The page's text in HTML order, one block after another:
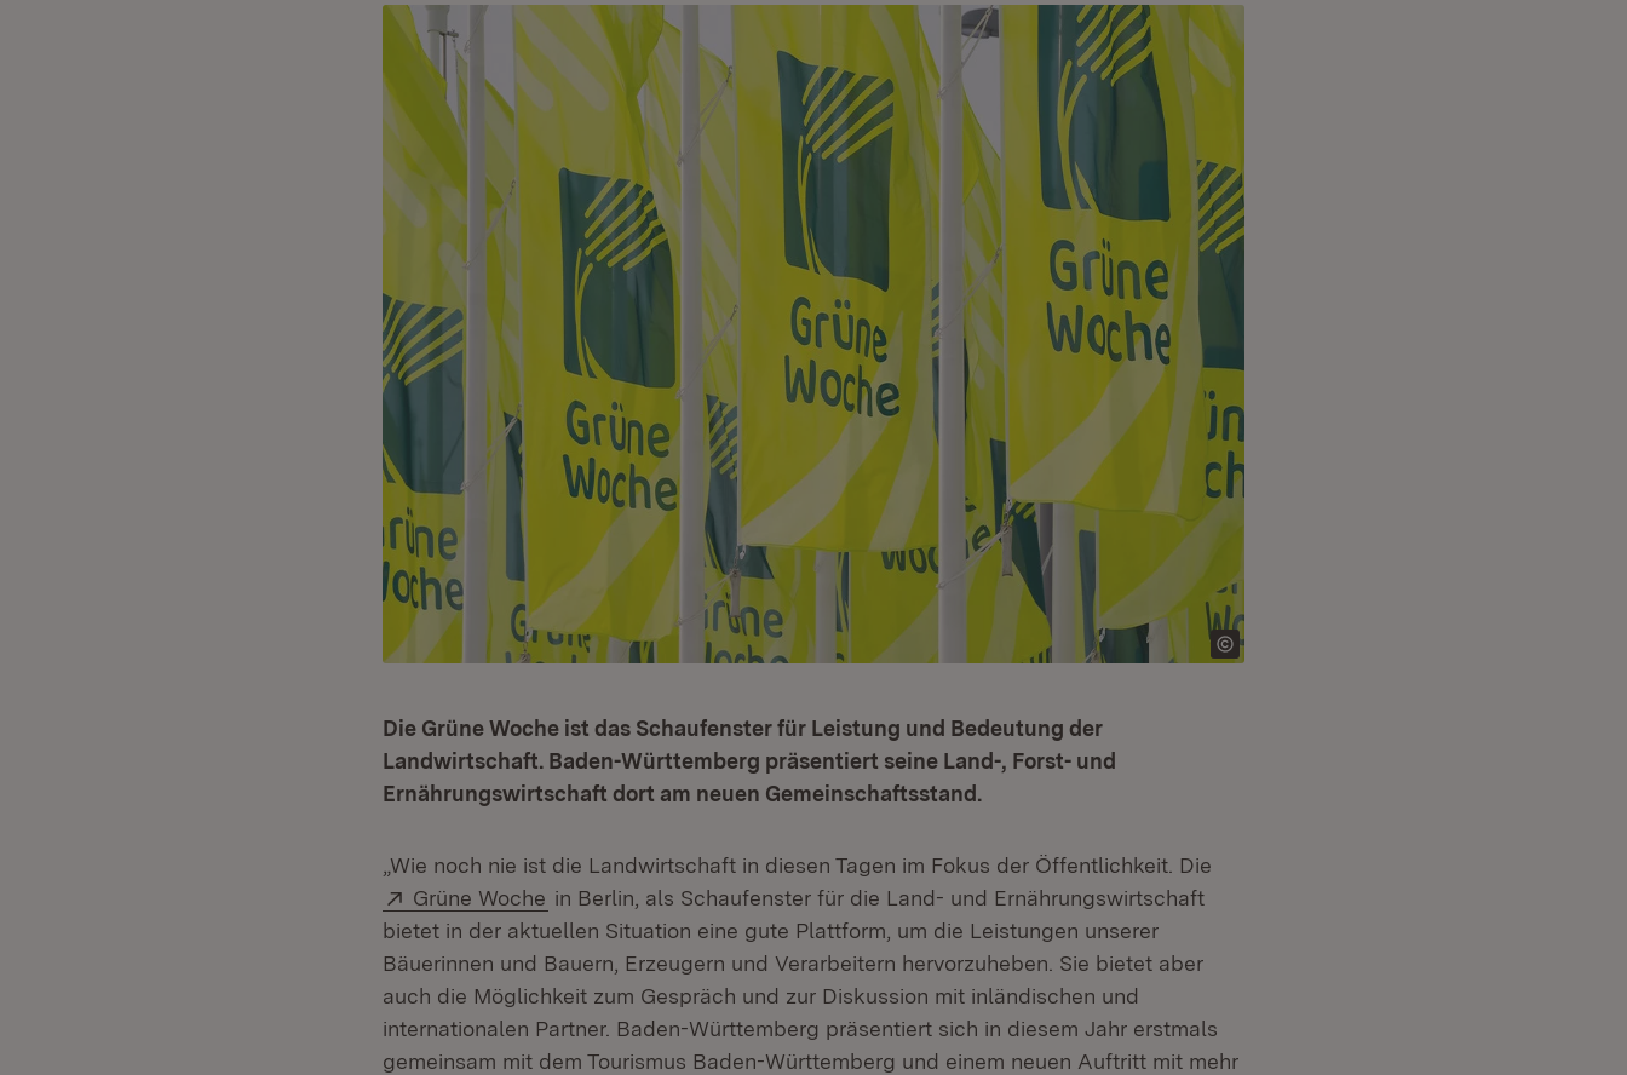
Die Grüne Woche ist das Schaufenster für Leistung und Bedeutung der
Landwirtschaft. Baden-Württemberg präsentiert seine Land-, Forst- und
Ernährungswirtschaft dort am neuen Gemeinschaftsstand.
„Wie noch nie ist die Landwirtschaft in diesen Tagen im Fokus der Öffentlichkeit. Die
Extern:
Grüne Woche (Öffnet in neuem Fenster)
in Berlin, als Schaufenster für die Land- und Ernährungswirtschaft
bietet in der aktuellen Situation eine gute Plattform, um die Leistungen unserer
Bäuerinnen und Bauern, Erzeugern und Verarbeitern hervorzuheben. Sie bietet aber
auch die Möglichkeit zum Gespräch und zur Diskussion mit inländischen und
internationalen Partner. Baden-Württemberg präsentiert sich in diesem Jahr erstmals
gemeinsam mit dem Tourismus Baden-Württemberg und einem neuen Auftritt mit mehr